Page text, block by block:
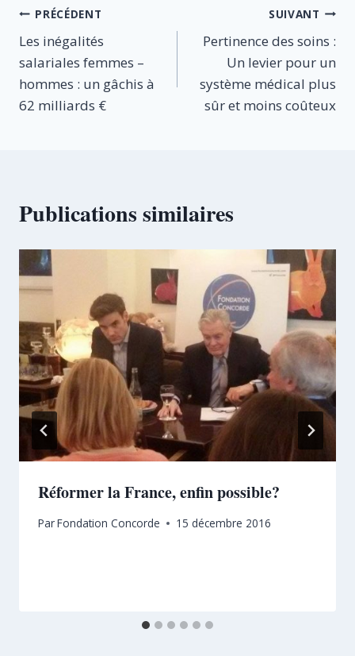
Navigation
de
l’article
PRÉCÉDENT
Les inégalités
salariales femmes –
hommes : un gâchis à
62 milliards €
SUIVANT
Pertinence des soins :
Un levier pour un
système médical plus
sûr et moins coûteux
Publications similaires
Réformer la France, enfin possible?
ParFondation Concorde 15 décembre 2016